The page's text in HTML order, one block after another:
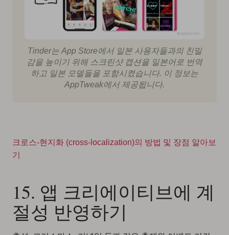
Tinder는 App Store에서 일본 사용자들과의 친밀
감을 높이기 위해 스크린샷 캡션을 일본어로 번역
하고 일본 모델들을 포함시켰습니다. 이 정보는
AppTweak에서 제공됩니다.
크로스-현지화 (cross-localization)의 방법 및 장점 알아보
기
15. 앱 크리에이티브에 계
절성 반영하기